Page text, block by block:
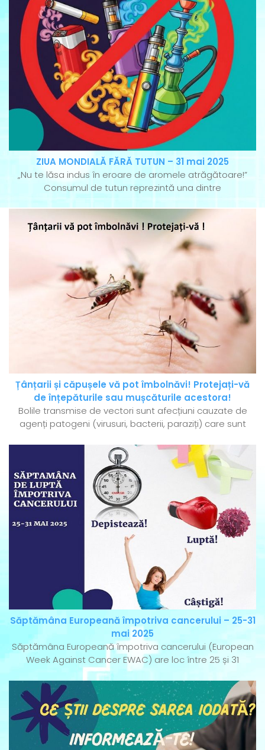
ZIUA MONDIALĂ FĂRĂ TUTUN – 31 mai 2025
„Nu te lăsa indus în eroare de aromele atrăgătoare!”
Consumul de tutun reprezintă una dintre
Țânțarii și căpușele vă pot îmbolnăvi! Protejați-vă
de înțepăturile sau mușcăturile acestora!
Bolile transmise de vectori sunt afecțiuni cauzate de
agenți patogeni (virusuri, bacterii, paraziți) care sunt
Săptămâna Europeană împotriva cancerului – 25-31
mai 2025
Săptămâna Europeană împotriva cancerului (European
Week Against Cancer EWAC) are loc între 25 și 31